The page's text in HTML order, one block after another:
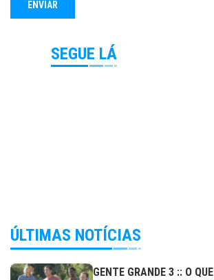
SEGUE LÁ
ÚLTIMAS NOTÍCIAS
GENTE GRANDE 3 :: O